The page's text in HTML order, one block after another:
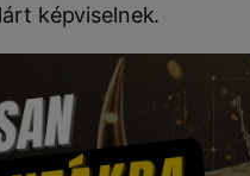
képviselnek.